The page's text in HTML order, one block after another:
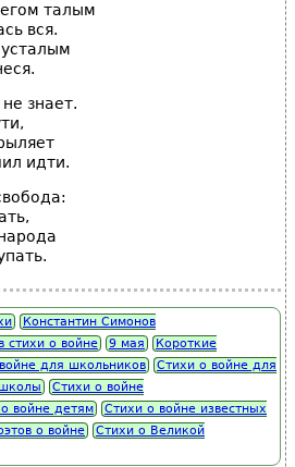
талым
вся.
знает.
идти.
Константин Симонов
стихи о войне 9 мая
Короткие
для школьников
Стихи о войне для
Стихи о войне
войне детям
Стихи о войне известных
о войне
Стихи о Великой